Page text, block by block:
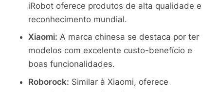
iRobot oferece produtos de alta qualidade e
reconhecimento mundial.
Xiaomi: A marca chinesa se destaca por ter
modelos com excelente custo-benefício e
boas funcionalidades.
Roborock: Similar à Xiaomi, oferece